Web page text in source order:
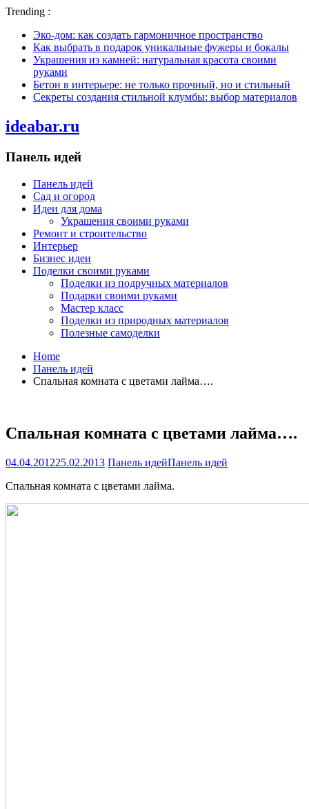
Trending :
Эко-дом: как создать гармоничное пространство
Как выбрать в подарок уникальные фужеры и бокалы
Украшения из камней: натуральная красота своими
руками
Бетон в интерьере: не только прочный, но и стильный
Секреты создания стильной клумбы: выбор материалов
ideabar.ru
Панель идей
Панель идей
Сад и огород
Идеи для дома
Украшения своими руками
Ремонт и строительство
Интерьер
Бизнес идеи
Поделки своими руками
Поделки из подручных материалов
Подарки своими руками
Мастер класс
Поделки из природных материалов
Полезные самоделки
Home
Панель идей
Спальная комната с цветами лайма….
Спальная комната с цветами лайма….
04.04.201225.02.2013 Панель идейПанель идей
Спальная комната с цветами лайма.